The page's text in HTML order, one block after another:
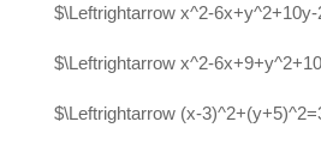
Bài học cuộc sống
Download tài liệu
$\Leftrightarrow x^2-6x+y^2+10y-
$\Leftrightarrow x^2-
$\Leftrightarrow (x-